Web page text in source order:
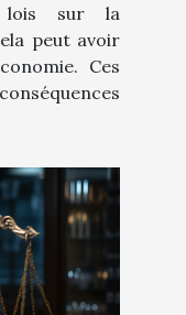
lois sur la
peut avoir
Ces